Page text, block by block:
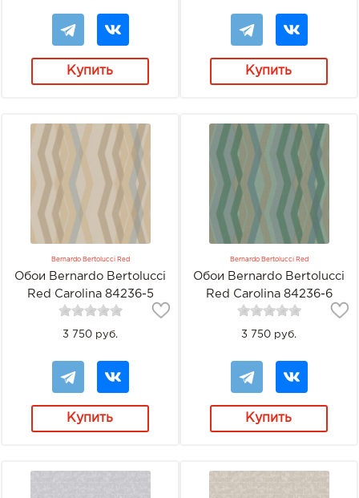
Купить Купить
Bernardo Bertolucci Red
Обои Bernardo Bertolucci
Red Carolina 84236-5
3 750 руб.
Купить
Bernardo Bertolucci Red
Обои Bernardo Bertolucci
Red Carolina 84236-6
3 750 руб.
Купить